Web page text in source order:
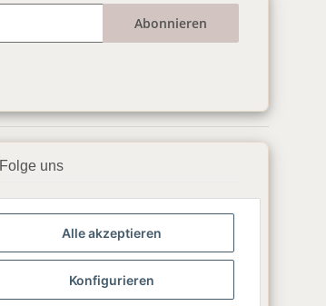
Abonnieren
Folge uns
▶️ YouTube
📸 Instagram
Alle akzeptieren
Konfigurieren